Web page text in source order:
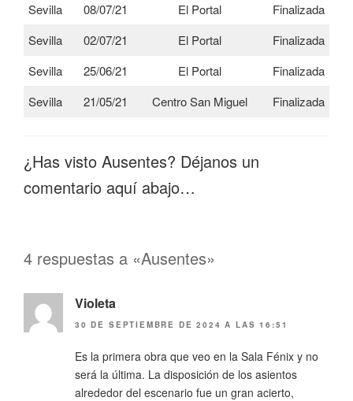
Sevilla
08/07/21 El Portal
Finalizada
Sevilla
02/07/21 El Portal
Finalizada
Sevilla
25/06/21 El Portal
Finalizada
Sevilla
21/05/21 Centro San Miguel Finalizada
¿Has visto Ausentes? Déjanos un
comentario aquí abajo…
4 respuestas a «Ausentes»
Violeta
30 DE SEPTIEMBRE DE 2024 A LAS 16:51
Es la primera obra que veo en la Sala Fénix y no
será la última. La disposición de los asientos
alrededor del escenario fue un gran acierto,